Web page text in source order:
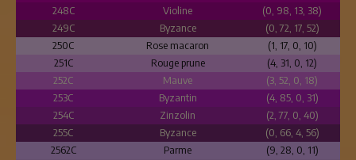
248C
Violine
(0, 98, 13, 38)
249C
Byzance
(0, 72, 17, 52)
250C
Rose macaron
(1, 17, 0, 10)
251C
Rouge prune
(4, 31, 0, 12)
252C
Mauve
(3, 52, 0, 18)
253C
Byzantin
(4, 85, 0, 31)
254C
Zinzolin
(2, 77, 0, 40)
255C
Byzance
(0, 66, 4, 56)
2562C
Parme
(9, 28, 0, 11)